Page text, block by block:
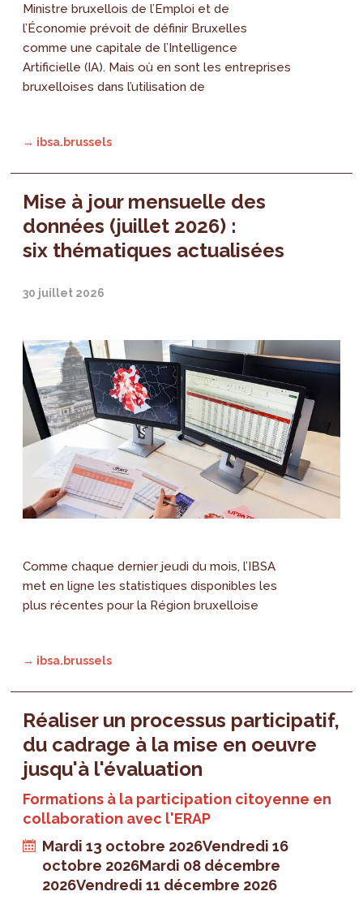
Ministre bruxellois de l’Emploi et de
l’Économie prévoit de définir Bruxelles
comme une capitale de l’Intelligence
Artificielle (IA). Mais où en sont les entreprises
bruxelloises dans l’utilisation de
→ ibsa.brussels
Mise à jour mensuelle des
données (juillet 2026) :
six thématiques actualisées
30 juillet 2026
Comme chaque dernier jeudi du mois, l’IBSA
met en ligne les statistiques disponibles les
plus récentes pour la Région bruxelloise
→ ibsa.brussels
Réaliser un processus participatif,
du cadrage à la mise en oeuvre
jusqu'à l'évaluation
Formations à la participation citoyenne en
collaboration avec l'ERAP
Mardi 13 octobre 2026Vendredi 16
octobre 2026Mardi 08 décembre
2026Vendredi 11 décembre 2026